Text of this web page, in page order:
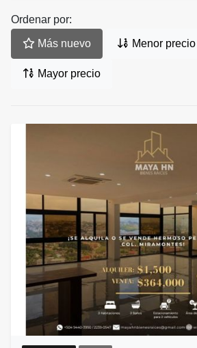
Ordenar por:
Más nuevo Menor precio
Mayor precio